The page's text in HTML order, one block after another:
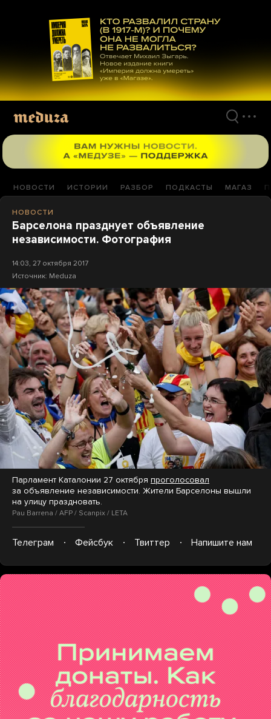
материалам
НОВОСТИ ИСТОРИИ РАЗБОР ПОДКАСТЫ МАГАЗ
НОВОСТИ
Барселона празднует объявление
независимости. Фотография
14:03, 27 октября 2017
Источник: Meduza
Парламент Каталонии 27 октября проголосовал
за объявление независимости. Жители Барселоны вышли
на улицу праздновать.
Pau Barrena / AFP / Scanpix / LETA
Телеграм Фейсбук Твиттер Напишите нам